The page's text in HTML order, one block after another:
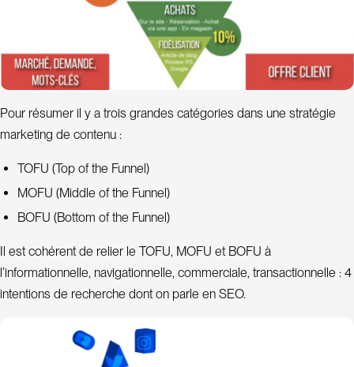
r
oj
e
ts
À
p
r
o
p
o
Pour résumer il y a trois grandes catégories dans une stratégie
marketing de contenu :
TOFU (Top of the Funnel)
MOFU (Middle of the Funnel)
BOFU (Bottom of the Funnel)
Il est cohérent de relier le TOFU, MOFU et BOFU à
l’informationnelle, navigationnelle, commerciale, transactionnelle : 4
intentions de recherche dont on parle en SEO.